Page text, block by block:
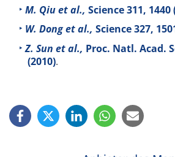
M. Qiu et al., Science311, 1440
W. Dong et al., Science327,
Z. Sun et al., Proc. Natl. Acad.
(2010).